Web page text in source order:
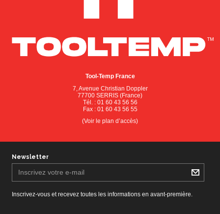
Tool-Temp France
7, Avenue Christian Doppler
77700 SERRIS (France)
Tél. : 01 60 43 56 56
Fax : 01 60 43 56 55
(Voir le plan d’accès)
Newsletter
Inscrivez-vous et recevez toutes les informations en avant-première.